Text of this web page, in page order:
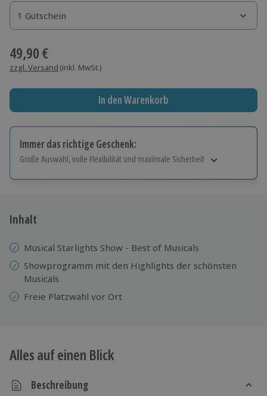
1 Gutschein
1 Gutschein
1 Gutschein
49,90 €
zzgl. Versand (inkl. MwSt.)
In den Warenkorb
Immer das richtige Geschenk:
Große Auswahl, volle Flexibilität und maximale Sicherheit
Jeder Gutschein für alle Erlebnisse einlösbar.
Inhalt
Musical Starlights Show - Best of Musicals
Showprogramm mit den Highlights der schönsten
Musicals
Freie Platzwahl vor Ort
Alles auf einen Blick
Beschreibung